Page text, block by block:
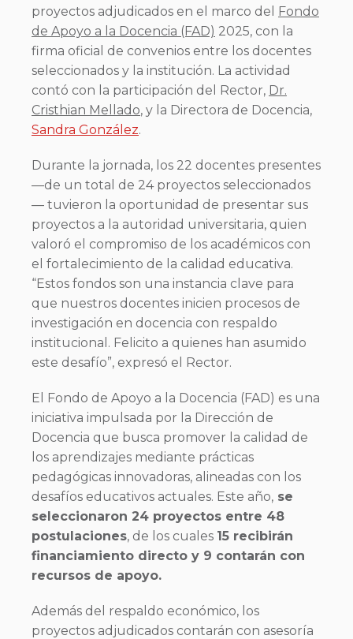
proyectos adjudicados en el marco del Fondo
de Apoyo a la Docencia (FAD) 2025, con la
firma oficial de convenios entre los docentes
seleccionados y la institución. La actividad
contó con la participación del Rector, Dr.
Cristhian Mellado, y la Directora de Docencia,
Sandra González.
Durante la jornada, los 22 docentes presentes
—de un total de 24 proyectos seleccionados
— tuvieron la oportunidad de presentar sus
proyectos a la autoridad universitaria, quien
valoró el compromiso de los académicos con
el fortalecimiento de la calidad educativa.
“Estos fondos son una instancia clave para
que nuestros docentes inicien procesos de
investigación en docencia con respaldo
institucional. Felicito a quienes han asumido
este desafío”, expresó el Rector.
El Fondo de Apoyo a la Docencia (FAD) es una
iniciativa impulsada por la Dirección de
Docencia que busca promover la calidad de
los aprendizajes mediante prácticas
pedagógicas innovadoras, alineadas con los
desafíos educativos actuales. Este año, se
seleccionaron 24 proyectos entre 48
postulaciones, de los cuales 15 recibirán
financiamiento directo y 9 contarán con
recursos de apoyo.
Además del respaldo económico, los
proyectos adjudicados contarán con asesoría